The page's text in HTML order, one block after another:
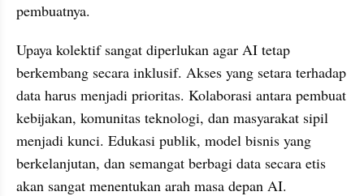
pembuatnya.
Upaya kolektif sangat diperlukan agar AI tetap
berkembang secara inklusif. Akses yang setara terhadap
data harus menjadi prioritas. Kolaborasi antara pembuat
kebijakan, komunitas teknologi, dan masyarakat sipil
menjadi kunci. Edukasi publik, model bisnis yang
berkelanjutan, dan semangat berbagi data secara etis
akan sangat menentukan arah masa depan AI.